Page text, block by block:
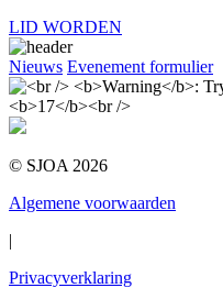
LID WORDEN
Nieuws Evenement formulier
© SJOA 2026
Algemene voorwaarden
|
Privacyverklaring